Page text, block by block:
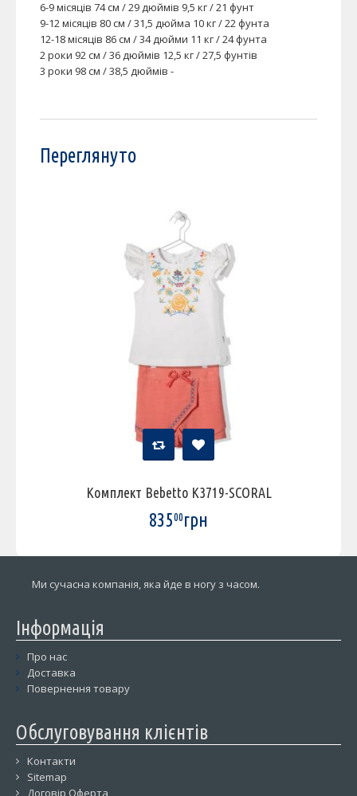
6-9 місяців 74 см / 29 дюймів 9,5 кг / 21 фунт
9-12 місяців 80 см / 31,5 дюйма 10 кг / 22 фунта
12-18 місяців 86 см / 34 дюйми 11 кг / 24 фунта
2 роки 92 см / 36 дюймів 12,5 кг / 27,5 фунтів
3 роки 98 см / 38,5 дюймів -
Переглянуто
Комплект Bebetto K3719-SCORAL
83500грн
Ми сучасна компанія, яка йде в ногу з часом.
Інформація
Про нас
Доставка
Повернення товару
Обслуговування клієнтів
Контакти
Sitemap
Договір Оферта